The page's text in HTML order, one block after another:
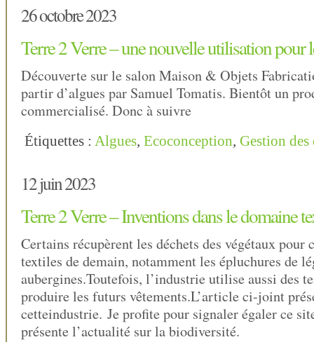
26 octobre 2023
Terre 2 Verre – une nouvelle utilisation pour
Découverte sur le salon Maison & Objets
partir d’algues par Samuel Tomatis. Bientôt un
commercialisé. Donc à suivre
Étiquettes : Algues, Ecoconception, Gestion des
12 juin 2023
Terre 2 Verre – Inventions dans le domaine
Certains récupèrent les déchets des végétaux pour
textiles de demain, notamment les épluchures de
aubergines.Toutefois, l’industrie utilise aussi des
produire les futurs vêtements.L’article ci-joint
cetteindustrie. Je profite pour signaler égaler ce
présente l’actualité sur la biodiversité.